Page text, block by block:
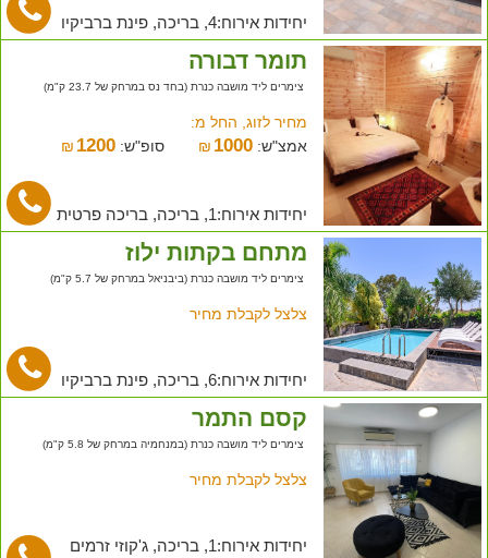
יחידות אירוח:4, בריכה, פינת ברביקיו
תומר דבורה
צימרים ליד מושבה כנרת (בחד נס במרחק של 23.7 ק"מ)
מחיר לזוג, החל מ:
אמצ"ש:
₪ 1000 סופ"ש: ₪ 1200
יחידות אירוח:1, בריכה, בריכה פרטית
מתחם בקתות ילוז
צימרים ליד מושבה כנרת (ביבניאל במרחק של 5.7 ק"מ)
צלצל לקבלת מחיר
יחידות אירוח:6, בריכה, פינת ברביקיו
קסם התמר
צימרים ליד מושבה כנרת (במנחמיה במרחק של 5.8 ק"מ)
צלצל לקבלת מחיר
יחידות אירוח:1, בריכה, ג'קוזי זרמים